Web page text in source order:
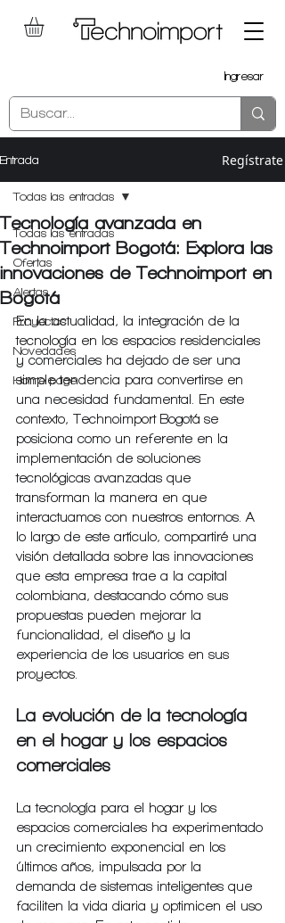
Ingresar
Entrada Regístrate
Todas las entradas
Ofertas
Alertas
Proyectos
Novedades
Home page
Todas las entradas
Tecnología avanzada en
Technoimport Bogotá: Explora las
innovaciones de Technoimport en
Bogotá
En la actualidad, la integración de la
tecnología en los espacios residenciales
y comerciales ha dejado de ser una
simple tendencia para convertirse en
una necesidad fundamental. En este
contexto, Technoimport Bogotá se
posiciona como un referente en la
implementación de soluciones
tecnológicas avanzadas que
transforman la manera en que
interactuamos con nuestros entornos. A
lo largo de este artículo, compartiré una
visión detallada sobre las innovaciones
que esta empresa trae a la capital
colombiana, destacando cómo sus
propuestas pueden mejorar la
funcionalidad, el diseño y la
experiencia de los usuarios en sus
proyectos.
La evolución de la tecnología
en el hogar y los espacios
comerciales
La tecnología para el hogar y los
espacios comerciales ha experimentado
un crecimiento exponencial en los
últimos años, impulsada por la
demanda de sistemas inteligentes que
faciliten la vida diaria y optimicen el uso